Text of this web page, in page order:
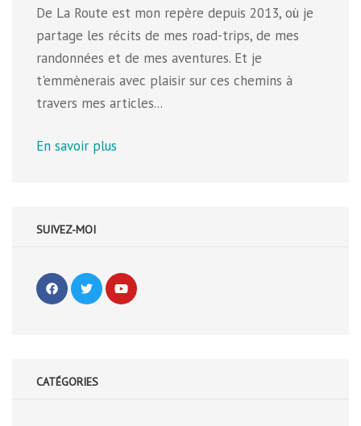
De La Route est mon repère depuis 2013, où je
partage les récits de mes road-trips, de mes
randonnées et de mes aventures. Et je
t'emmènerais avec plaisir sur ces chemins à
travers mes articles...
En savoir plus
SUIVEZ-MOI
CATÉGORIES